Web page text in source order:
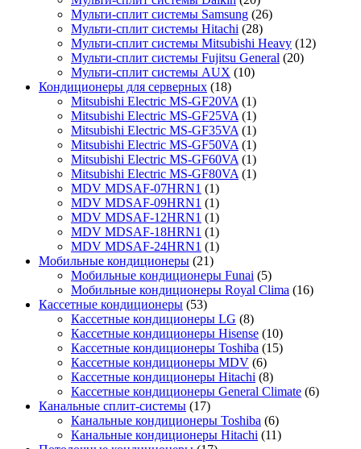
Мульти-сплит системы Samsung (26)
Мульти-сплит системы Hitachi (28)
Мульти-сплит системы Mitsubishi Heavy (12)
Мульти-сплит системы Fujitsu General (20)
Мульти-сплит системы AUX (10)
Кондиционеры для серверных (18)
Mitsubishi Electric MS-GF20VA (1)
Mitsubishi Electric MS-GF25VA (1)
Mitsubishi Electric MS-GF35VA (1)
Mitsubishi Electric MS-GF50VA (1)
Mitsubishi Electric MS-GF60VA (1)
Mitsubishi Electric MS-GF80VA (1)
MDV MDSAF-07HRN1 (1)
MDV MDSAF-09HRN1 (1)
MDV MDSAF-12HRN1 (1)
MDV MDSAF-18HRN1 (1)
MDV MDSAF-24HRN1 (1)
Мобильные кондиционеры (21)
Мобильные кондиционеры Funai (5)
Мобильные кондиционеры Royal Clima (16)
Кассетные кондиционеры (53)
Кассетные кондиционеры LG (8)
Кассетные кондиционеры Hisense (10)
Кассетные кондиционеры Toshiba (15)
Кассетные кондиционеры MDV (6)
Кассетные кондиционеры Hitachi (8)
Кассетные кондиционеры General Climate (6)
Канальные сплит-системы (17)
Канальные кондиционеры Toshiba (6)
Канальные кондиционеры Hitachi (11)